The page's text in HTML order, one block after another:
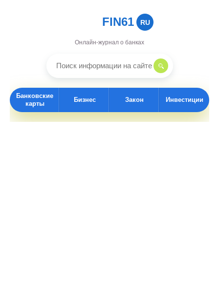
FIN61 RU
Онлайн-журнал о банках
Банковские
карты
Бизнес Закон Инвестиции